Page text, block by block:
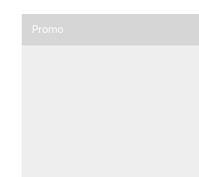
Promo